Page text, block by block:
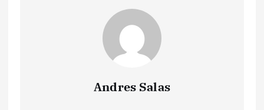
Andres Salas